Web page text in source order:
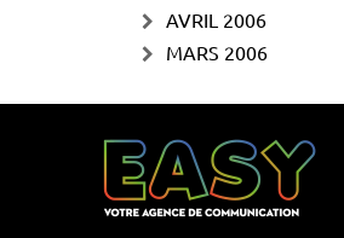
AVRIL 2006
MARS 2006